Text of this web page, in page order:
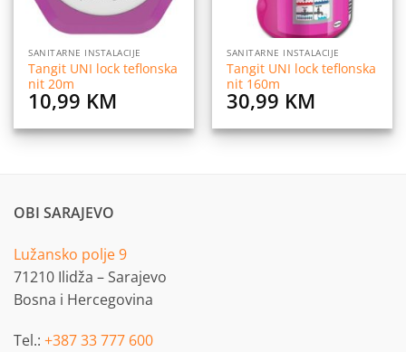
SANITARNE INSTALACIJE
Tangit UNI lock teflonska
nit 20m
10,99 KM
SANITARNE INSTALACIJE
Tangit UNI lock teflonska
nit 160m
30,99 KM
OBI SARAJEVO
Lužansko polje 9
71210 Ilidža – Sarajevo
Bosna i Hercegovina
Tel.: +387 33 777 600